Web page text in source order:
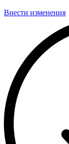
Внести изменения